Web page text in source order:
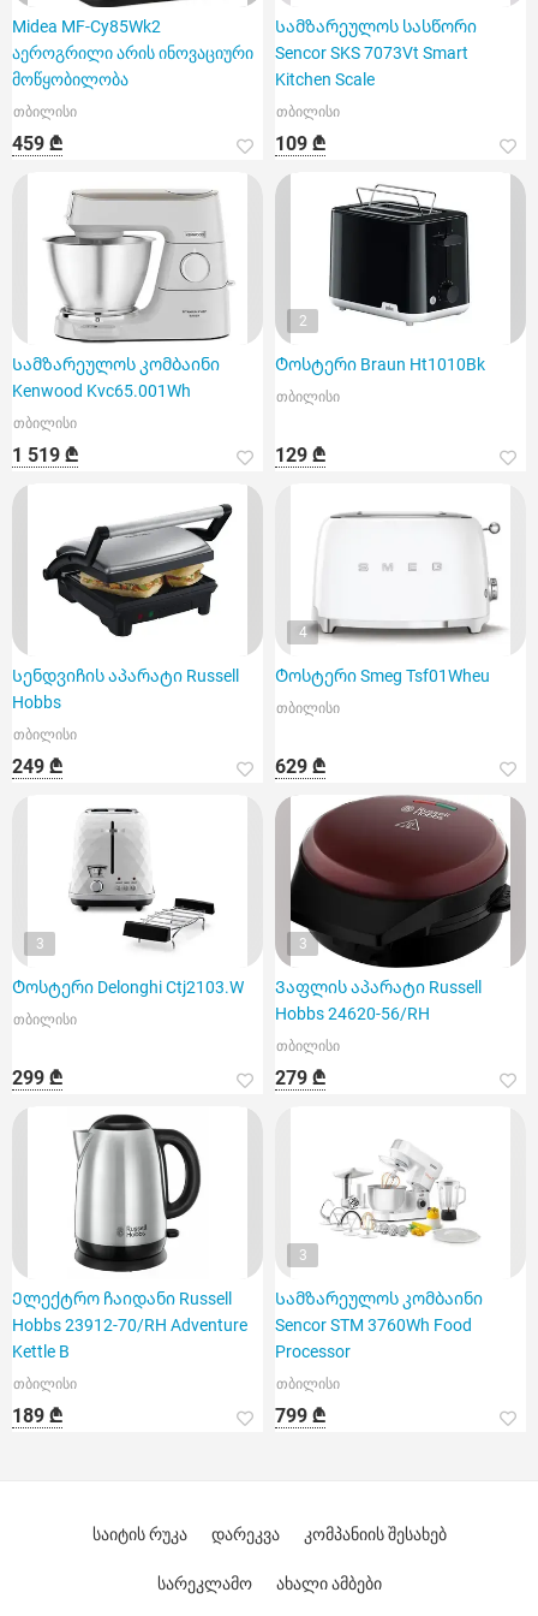
Midea MF-Cy85Wk2
აეროგრილი არის ინოვაციური
მოწყობილობა
თბილისი
459 ₾
Სამზარეულოს სასწორი
Sencor SKS 7073Vt Smart
Kitchen Scale
თბილისი
109 ₾
Სამზარეულოს კომბაინი
Kenwood Kvc65.001Wh
თბილისი
1 519 ₾
2
Ტოსტერი Braun Ht1010Bk
თბილისი
129 ₾
Სენდვიჩის აპარატი Russell
Hobbs
თბილისი
249 ₾
4
Ტოსტერი Smeg Tsf01Wheu
თბილისი
629 ₾
3
Ტოსტერი Delonghi Ctj2103.W
თბილისი
299 ₾
3
Ვაფლის აპარატი Russell
Hobbs 24620-56/RH
თბილისი
279 ₾
Ელექტრო ჩაიდანი Russell
Hobbs 23912-70/RH Adventure
Kettle B
თბილისი
189 ₾
3
Სამზარეულოს კომბაინი
Sencor STM 3760Wh Food
Processor
თბილისი
799 ₾
საიტის რუკა დარეკვა კომპანიის შესახებ
სარეკლამო ახალი ამბები